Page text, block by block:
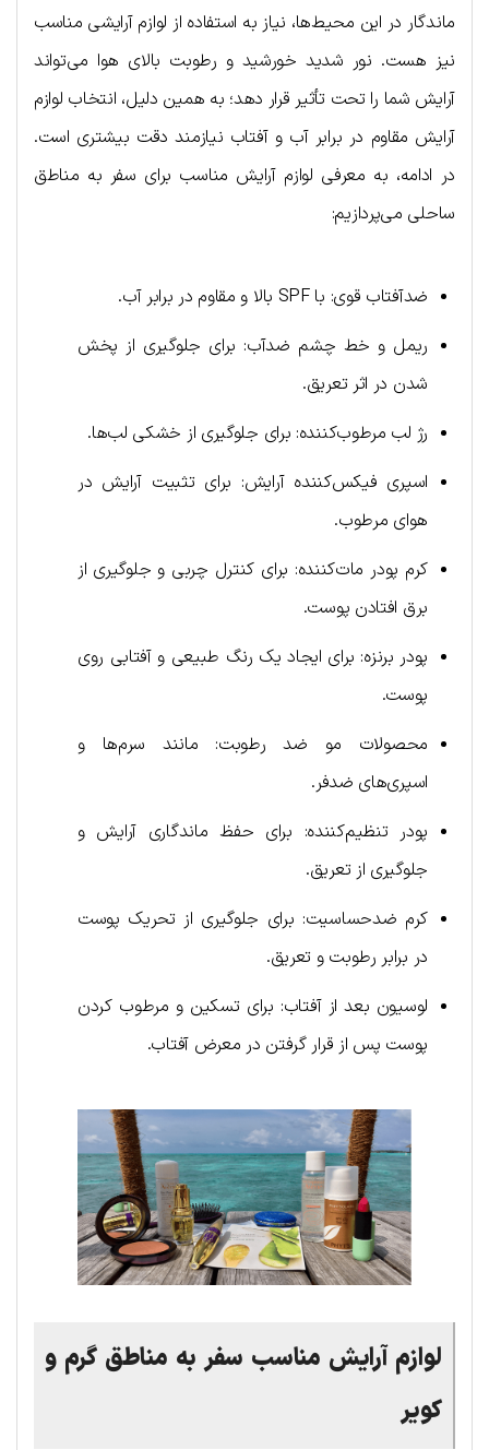
ماندگار در این محیط‌ها، نیاز به استفاده از لوازم آرایشی مناسب
نیز هست. نور شدید خورشید و رطوبت بالای هوا می‌تواند
آرایش شما را تحت تأثیر قرار دهد؛ به همین دلیل، انتخاب لوازم
آرایش مقاوم در برابر آب و آفتاب‌ نیازمند دقت بیشتری است.
در ادامه، به معرفی لوازم آرایش مناسب برای سفر به مناطق
ساحلی می‌پردازیم:
ضدآفتاب قوی: با SPF بالا و مقاوم در برابر آب.
ریمل و خط چشم ضدآب: برای جلوگیری از پخش
شدن در اثر تعریق.
رژ لب مرطوب‌کننده: برای جلوگیری از خشکی لب‌ها.
اسپری فیکس‌کننده آرایش: برای تثبیت آرایش در
هوای مرطوب.
کرم پودر مات‌کننده: برای کنترل چربی و جلوگیری از
برق افتادن پوست.
پودر برنزه: برای ایجاد یک رنگ طبیعی و آفتابی روی
پوست.
محصولات مو ضد رطوبت: مانند سرم‌ها و
اسپری‌های ضدفر.
پودر تنظیم‌کننده: برای حفظ ماندگاری آرایش و
جلوگیری از تعریق.
کرم ضدحساسیت: برای جلوگیری از تحریک پوست
در برابر رطوبت و تعریق.
لوسیون بعد از آفتاب: برای تسکین و مرطوب کردن
پوست پس از قرار گرفتن در معرض آفتاب.
لوازم آرایش مناسب سفر به مناطق گرم و
کویر